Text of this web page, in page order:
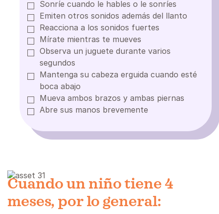
Sonríe cuando le hables o le sonríes
Emiten otros sonidos además del llanto
Reacciona a los sonidos fuertes
Mírate mientras te mueves
Observa un juguete durante varios
segundos
Mantenga su cabeza erguida cuando esté
boca abajo
Mueva ambos brazos y ambas piernas
Abre sus manos brevemente
Cuando un niño tiene 4
meses, por lo general: